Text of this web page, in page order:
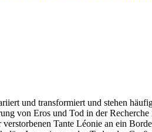
und transformiert und stehen
von Eros und Tod in der
Tante Léonie an ein